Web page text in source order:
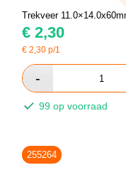
Trekveer
€ 2,30
€2,30 p/1
99 op voorraad
255264